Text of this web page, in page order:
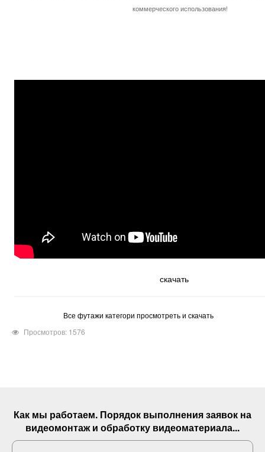
коммерческого использования!
скачать
Все футажи категори просмотреть и скачать
Просмотров: 1576
Как мы работаем. Порядок выполнениязаявок на
видеомонтаж и обработку видеоматериала...